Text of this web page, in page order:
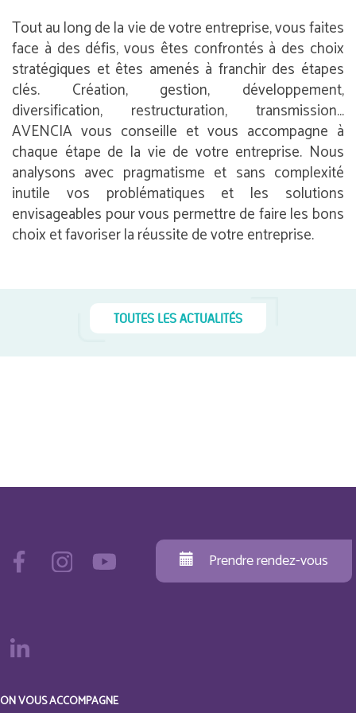
Tout au long de la vie de votre entreprise, vous faites
face à des défis, vous êtes confrontés à des choix
stratégiques et êtes amenés à franchir des étapes
clés. Création, gestion, développement,
diversification, restructuration, transmission…
AVENCIA vous conseille et vous accompagne à
chaque étape de la vie de votre entreprise. Nous
analysons avec pragmatisme et sans complexité
inutile vos problématiques et les solutions
envisageables pour vous permettre de faire les bons
choix et favoriser la réussite de votre entreprise.
TOUTES LES ACTUALITÉS
Prendre rendez-vous
ON VOUS ACCOMPAGNE